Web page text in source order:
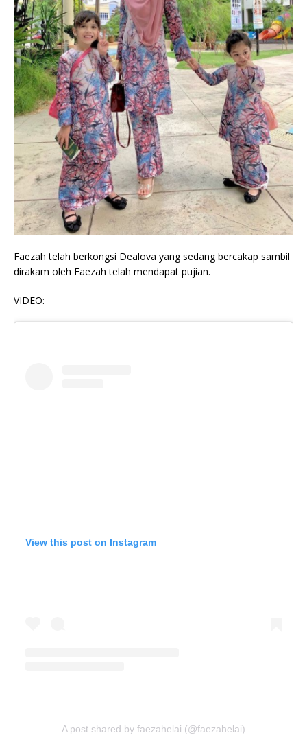
Faezah telah berkongsi Dealova yang sedang bercakap sambil
dirakam oleh Faezah telah mendapat pujian.
VIDEO:
View this post on Instagram
A post shared by faezahelai (@faezahelai)